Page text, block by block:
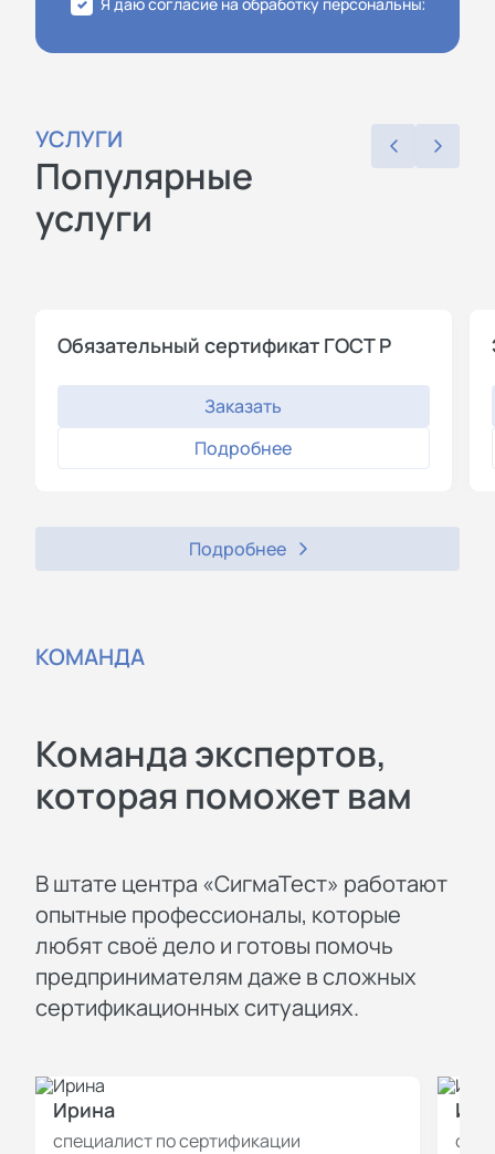
УСЛУГИ
Популярные
услуги
Обязательный сертификат ГОСТ Р
Заказать
Подробнее
Подробнее
КОМАНДА
Команда экспертов,
которая поможет вам
В штате центра «СигмаТест» работают
опытные профессионалы, которые
любят своё дело и готовы помочь
предпринимателям даже в сложных
сертификационных ситуациях.
Ирина
специалист по сертификации